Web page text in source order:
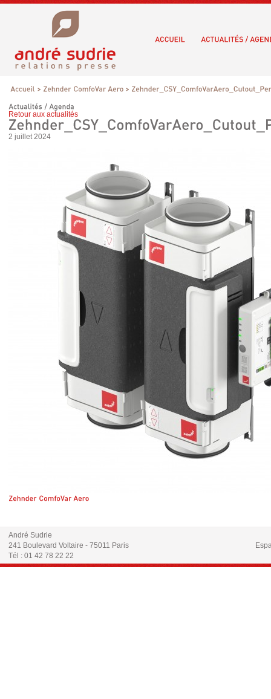
Retour aux actualités
2 juillet 2024
André Sudrie
241 Boulevard Voltaire - 75011 Paris
Tél : 01 42 78 22 22